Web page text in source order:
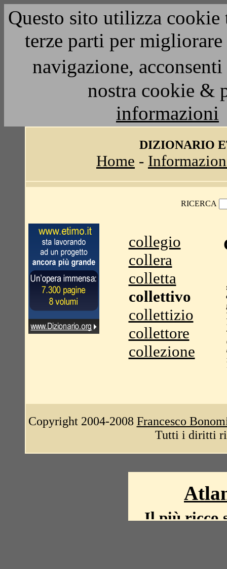
Questo sito utilizza
terze parti per
navigazione,
nostra cookie &
informazioni
DIZIONARIO
Home -
RICERCA
collegio
collera
colletta
collettivo
collettizio
collettore
collezione
Copyright 2004-2008 Francesco
Tutti i diritti
Il più ricco